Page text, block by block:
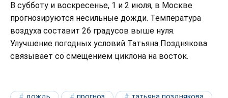
В субботу и воскресенье, 1 и 2 июля, в Москве
прогнозируются несильные дожди. Температура
воздуха составит 26 градусов выше нуля.
Улучшение погодных условий Татьяна Позднякова
связывает со смещением циклона на восток.